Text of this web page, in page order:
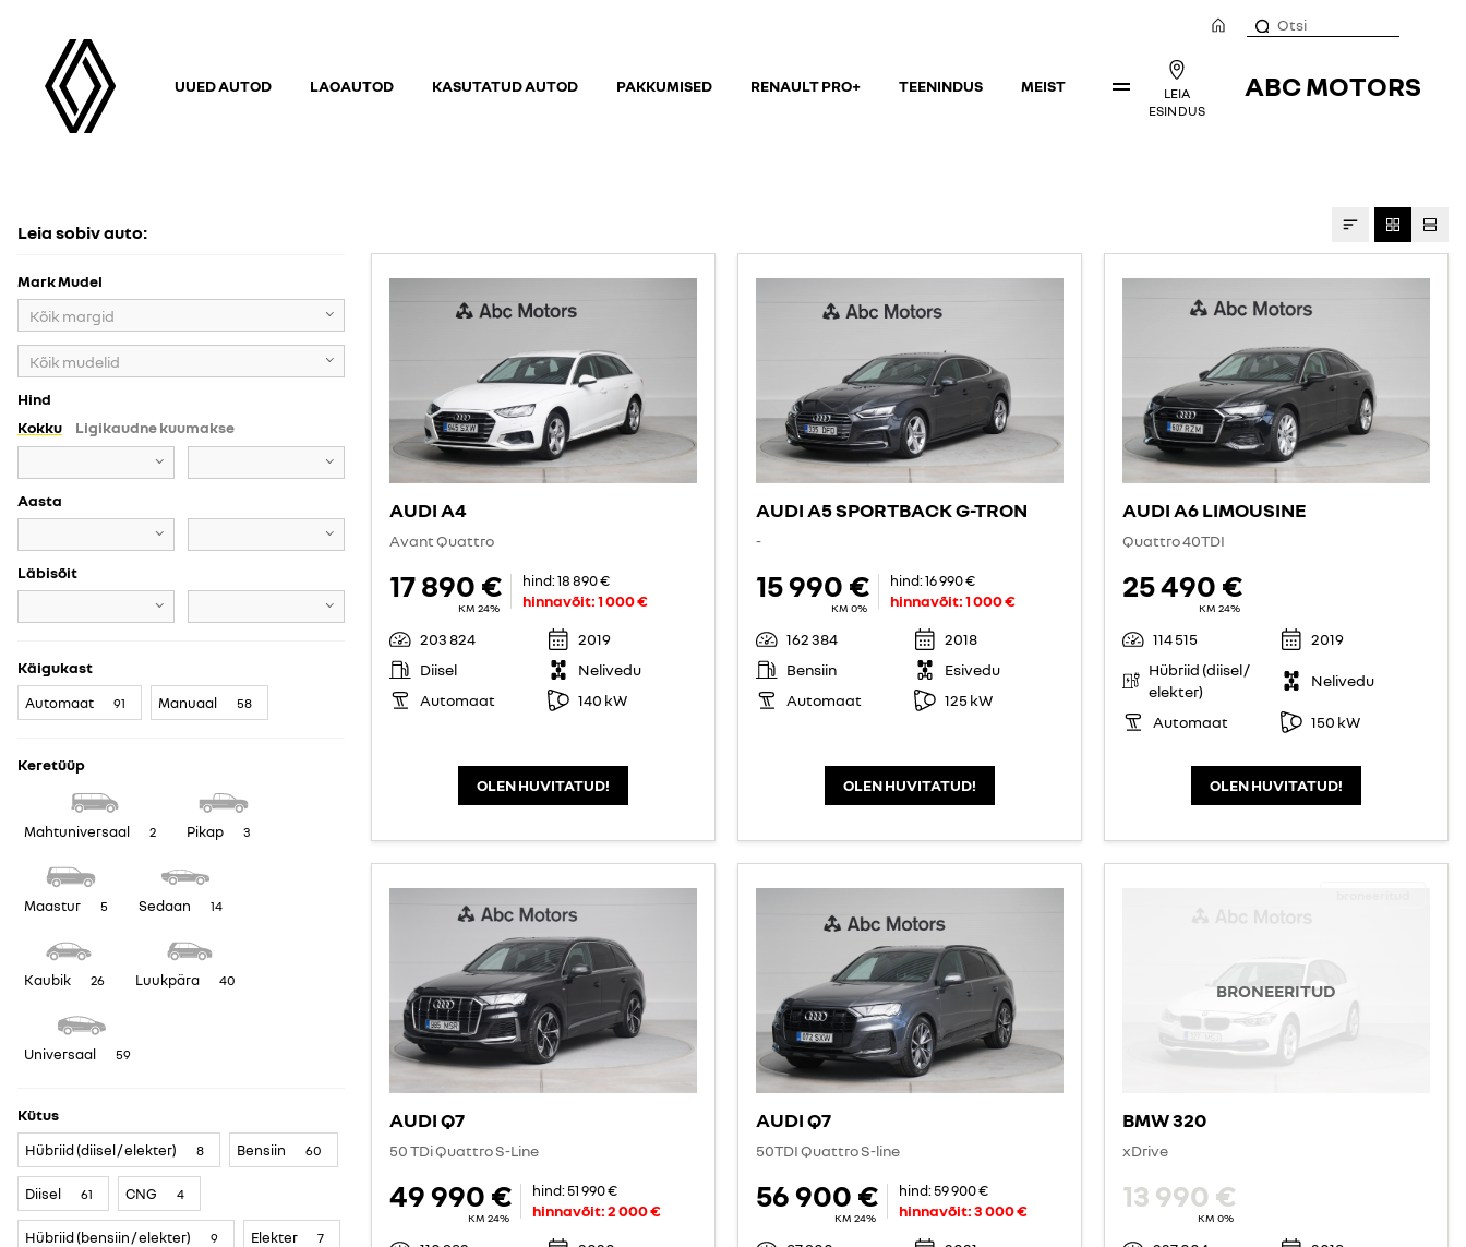
LEIA
ESINDUS
ABC MOTORS
UUED AUTOD LAOAUTOD KASUTATUD AUTOD PAKKUMISED RENAULT PRO+ TEENINDUS MEIST
KASUTATUD AUTOD
Leia sobiv auto:
Mark Mudel
Kõik margid
Kõik mudelid
Hind
Kokku
Ligikaudne kuumakse
Aasta
Läbisõit
Käigukast
Automaat 91 Manuaal 58
Keretüüp
Mahtuniversaal 2 Pikap 3
Maastur 5 Sedaan 14
Kaubik 26 Luukpära 40
Universaal 59
Kütus
Hübriid (diisel / elekter) 8 Bensiin 60
Diisel 61 CNG 4
Hübriid (bensiin / elekter) 9 Elekter 7
AUDI A4
Avant Quattro
17 890 €
KM 24%
hind:18 890 €
hinnavõit:1 000 €
203 824
2019
Diisel
Nelivedu
Automaat
140 kW
OLEN HUVITATUD!
AUDI A5 SPORTBACK G-TRON
-
15 990 €
KM 0%
hind:16 990 €
hinnavõit:1 000 €
162 384
2018
Bensiin
Esivedu
Automaat
125 kW
OLEN HUVITATUD!
AUDI A6 LIMOUSINE
Quattro 40TDI
25 490 €
KM 24%
114 515
2019
Hübriid (diisel /
elekter)
Nelivedu
Automaat 150 kW
OLEN HUVITATUD!
AUDI Q7
50 TDi Quattro S-Line
49 990 €
KM 24%
hind:51 990 €
hinnavõit:2 000 €
AUDI Q7
50TDI Quattro S-line
56 900 €
KM 24%
hind:59 900 €
hinnavõit:3 000 €
BRONEERITUD
BMW 320
xDrive
13 990 €
KM 0%